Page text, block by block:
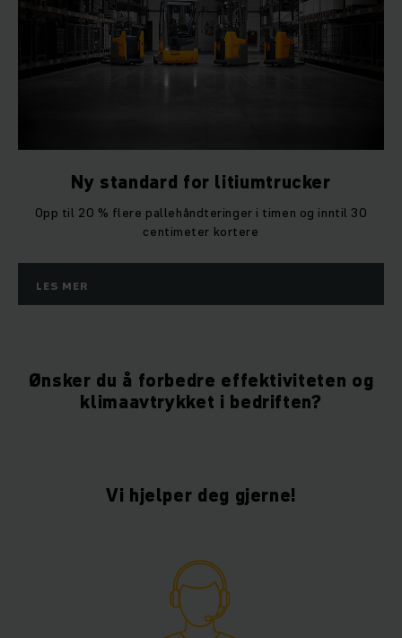
Ny standard for litiumtrucker
Opp til 20 % flere pallehåndteringer i timen og inntil 30
centimeter kortere
LES MER
Ønsker du å forbedre effektiviteten og
klimaavtrykket i bedriften?
Vi hjelper deg gjerne!